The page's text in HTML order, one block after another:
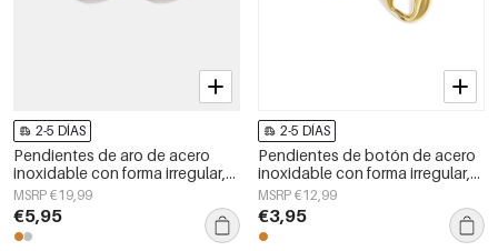
2-5 DÍAS
Pendientes de aro de acero
inoxidable con forma irregular,
sencillos, de la serie Daily
Simple, joyería para mujer.
MSRP €19,99
€5,95
2-5 DÍAS
Pendientes de botón de acero
inoxidable con forma irregular,
sencillos, de la serie Daily
Simple, joyería para mujer.
MSRP €12,99
€3,95